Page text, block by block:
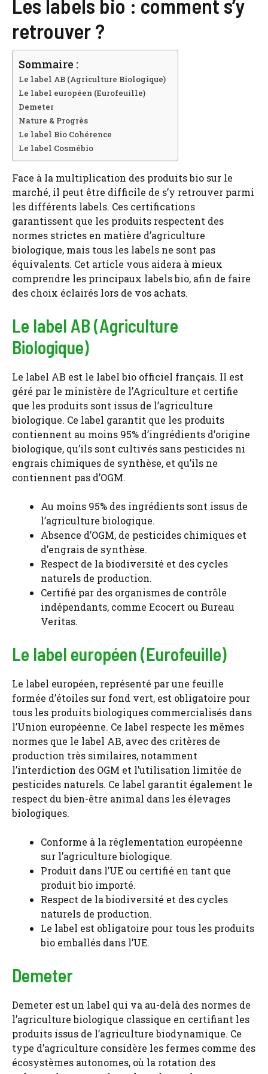
Les labels bio : comment s’y
retrouver ?
Sommaire :
Le label AB (Agriculture Biologique)
Le label européen (Eurofeuille)
Demeter
Nature & Progrès
Le label Bio Cohérence
Le label Cosmébio
Face à la multiplication des produits bio sur le
marché, il peut être difficile de s’y retrouver parmi
les différents labels. Ces certifications
garantissent que les produits respectent des
normes strictes en matière d’agriculture
biologique, mais tous les labels ne sont pas
équivalents. Cet article vous aidera à mieux
comprendre les principaux labels bio, afin de faire
des choix éclairés lors de vos achats.
Le label AB (Agriculture
Biologique)
Le label AB est le label bio officiel français. Il est
géré par le ministère de l’Agriculture et certifie
que les produits sont issus de l’agriculture
biologique. Ce label garantit que les produits
contiennent au moins 95% d’ingrédients d’origine
biologique, qu’ils sont cultivés sans pesticides ni
engrais chimiques de synthèse, et qu’ils ne
contiennent pas d’OGM.
Au moins 95% des ingrédients sont issus de
l’agriculture biologique.
Absence d’OGM, de pesticides chimiques et
d’engrais de synthèse.
Respect de la biodiversité et des cycles
naturels de production.
Certifié par des organismes de contrôle
indépendants, comme Ecocert ou Bureau
Veritas.
Le label européen (Eurofeuille)
Le label européen, représenté par une feuille
formée d’étoiles sur fond vert, est obligatoire pour
tous les produits biologiques commercialisés dans
l’Union européenne. Ce label respecte les mêmes
normes que le label AB, avec des critères de
production très similaires, notamment
l’interdiction des OGM et l’utilisation limitée de
pesticides naturels. Ce label garantit également le
respect du bien-être animal dans les élevages
biologiques.
Conforme à la réglementation européenne
sur l’agriculture biologique.
Produit dans l’UE ou certifié en tant que
produit bio importé.
Respect de la biodiversité et des cycles
naturels de production.
Le label est obligatoire pour tous les produits
bio emballés dans l’UE.
Demeter
Demeter est un label qui va au-delà des normes de
l’agriculture biologique classique en certifiant les
produits issus de l’agriculture biodynamique. Ce
type d’agriculture considère les fermes comme des
écosystèmes autonomes, où la rotation des